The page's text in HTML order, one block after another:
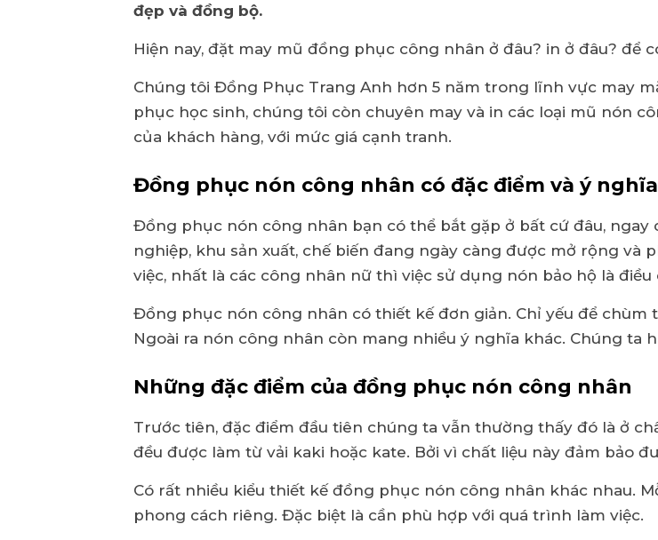
đẹp và đồng bộ.
Hiện nay, đặt may mũ đồng phục công nhân ở đâu? in ở đâu? để
Chúng tôi Đồng Phục Trang Anh hơn 5 năm trong lĩnh vực may
phục học sinh, chúng tôi còn chuyên may và in các loại mũ nón
của khách hàng, với mức giá cạnh tranh.
Đồng phục nón công nhân có đặc điểm và ý
Đồng phục nón công nhân bạn có thể bắt gặp ở bất cứ đâu, ngay
nghiệp, khu sản xuất, chế biến đang ngày càng được mở rộng
việc, nhất là các công nhân nữ thì việc sử dụng nón bảo hộ là điều
Đồng phục nón công nhân có thiết kế đơn giản. Chỉ yếu để
Ngoài ra nón công nhân còn mang nhiều ý nghĩa khác. Chúng ta
Những đặc điểm của đồng phục nón công nhân
Trước tiên, đặc điểm đầu tiên chúng ta vẫn thường thấy đó là ở
đều được làm từ vải kaki hoặc kate. Bởi vì chất liệu này đảm bảo
Có rất nhiều kiểu thiết kế đồng phục nón công nhân khác nhau.
phong cách riêng. Đặc biệt là cần phù hợp với quá trình làm việc.